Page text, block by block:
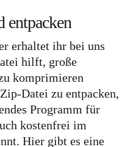
entpacken
erhaltet ihr bei uns
hilft, große
komprimieren
Datei zu entpacken,
Programm für
kostenfrei im
Hier gibt es eine